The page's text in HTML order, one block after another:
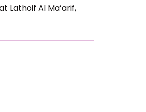
Lathoif Al Ma’arif,